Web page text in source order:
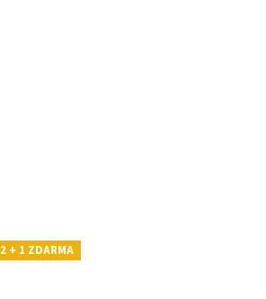
2 + 1 ZDARMA